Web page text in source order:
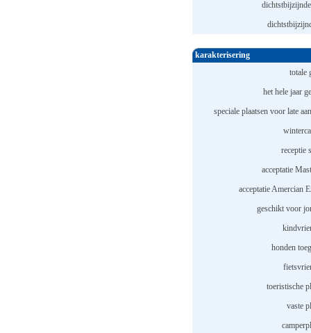
karakterisering
totale
het hele jaar
speciale plaatsen voor late
receptie
acceptatie
acceptatie Amercian
geschikt voor
honden
toeristische
vaste